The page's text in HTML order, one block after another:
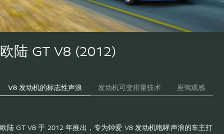
欧陆 GT V8 (2012)
V8 发动机的标志性声浪 发动机可变排量技术 座驾观感
欧陆 GT V8 于 2012 年推出，专为钟爱 V8 发动机咆哮声浪的车主打